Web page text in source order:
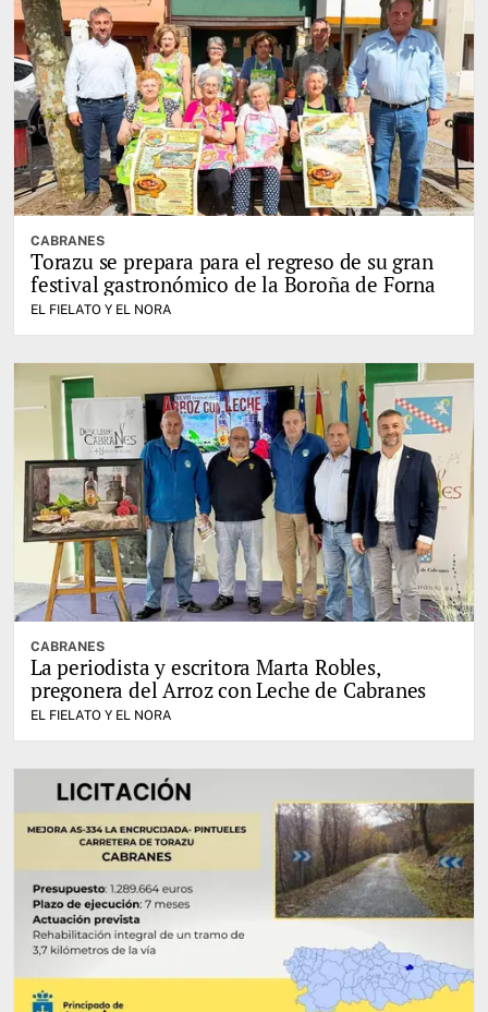
CABRANES
Torazu se prepara para el regreso de su gran
festival gastronómico de la Boroña de Forna
EL FIELATO Y EL NORA
CABRANES
La periodista y escritora Marta Robles,
pregonera del Arroz con Leche de Cabranes
EL FIELATO Y EL NORA